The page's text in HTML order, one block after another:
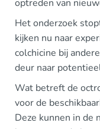
optreden van
Het onderzoek
kijken nu naar
colchicine bij
deur naar
Wat betreft de
voor de
Deze kunnen in de